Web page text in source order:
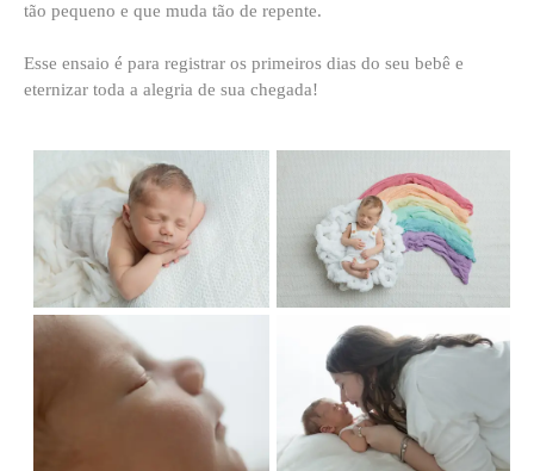
tão pequeno e que muda tão de repente.
Esse ensaio é para registrar os primeiros dias do seu bebê e
eternizar toda a alegria de sua chegada!